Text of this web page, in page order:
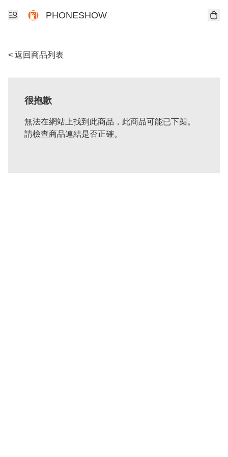
PHONESHOW
< 返回商品列表
很抱歉
無法在網站上找到此商品，此商品可能已下架。
請檢查商品連結是否正確。